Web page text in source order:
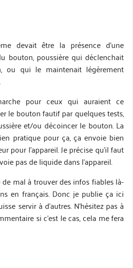
devait être la présence d’une
bouton, poussière qui déclenchait
ou qui le maintenait légèrement
pour ceux qui auraient ce
le bouton fautif par quelques tests,
et/ou décoincer le bouton. La
pratique pour ça, ça envoie bien
pour l’appareil. Je précise qu’il faut
pas de liquide dans l’appareil.
de mal à trouver des infos fiables là-
en français. Donc je publie ça ici
servir à d’autres. N’hésitez pas à
si c’est le cas, cela me fera